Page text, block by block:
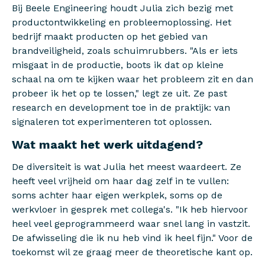
Bij Beele Engineering houdt Julia zich bezig met
productontwikkeling en probleemoplossing. Het
bedrijf maakt producten op het gebied van
brandveiligheid, zoals schuimrubbers. "Als er iets
misgaat in de productie, boots ik dat op kleine
schaal na om te kijken waar het probleem zit en dan
probeer ik het op te lossen," legt ze uit. Ze past
research en development toe in de praktijk: van
signaleren tot experimenteren tot oplossen.
Wat maakt het werk uitdagend?
De diversiteit is wat Julia het meest waardeert. Ze
heeft veel vrijheid om haar dag zelf in te vullen:
soms achter haar eigen werkplek, soms op de
werkvloer in gesprek met collega's. "Ik heb hiervoor
heel veel geprogrammeerd waar snel lang in vastzit.
De afwisseling die ik nu heb vind ik heel fijn." Voor de
toekomst wil ze graag meer de theoretische kant op.